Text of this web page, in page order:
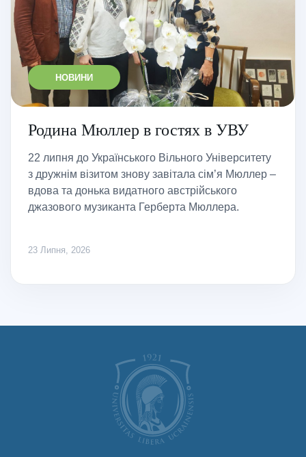
НОВИНИ
Родина Мюллер в гостях в УВУ
22 липня до Українського Вільного Університету
з дружнім візитом знову завітала сім’я Мюллер –
вдова та донька видатного австрійського
джазового музиканта Герберта Мюллера.
23 Липня, 2026